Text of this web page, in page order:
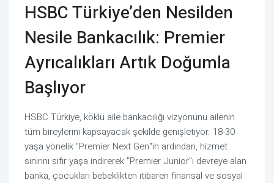
HSBC Türkiye’den Nesilden
Nesile Bankacılık: Premier
Ayrıcalıkları Artık Doğumla
Başlıyor
HSBC Türkiye, köklü aile bankacılığı vizyonunu ailenin
tüm bireylerini kapsayacak şekilde genişletiyor. 18-30
yaşa yönelik "Premier Next Gen"in ardından, hizmet
sınırını sıfır yaşa indirerek "Premier Junior"ı devreye alan
banka, çocukları bebeklikten itibaren finansal ve sosyal